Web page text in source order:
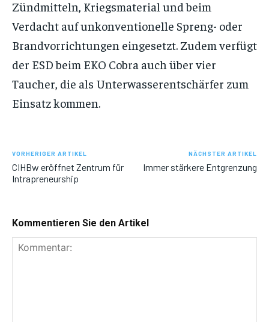
Zündmitteln, Kriegsmaterial und beim
Verdacht auf unkonventionelle Spreng- oder
Brandvorrichtungen eingesetzt. Zudem verfügt
der ESD beim EKO Cobra auch über vier
Taucher, die als Unterwasserentschärfer zum
Einsatz kommen.
VORHERIGER ARTIKEL
CIHBw eröffnet Zentrum für
Intrapreneurship
NÄCHSTER ARTIKEL
Immer stärkere Entgrenzung
Kommentieren Sie den Artikel